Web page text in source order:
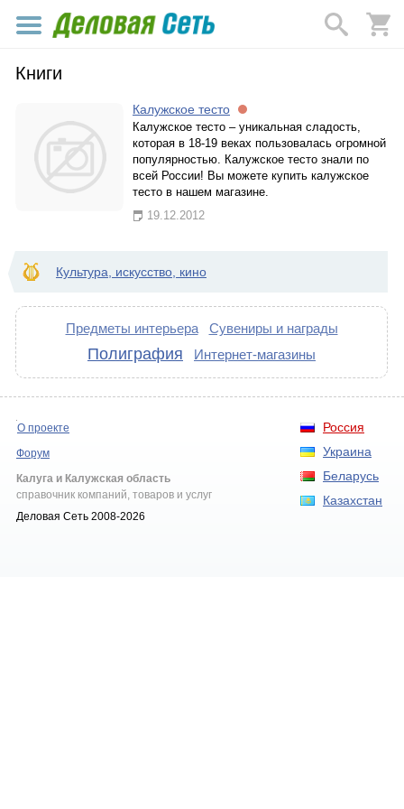
Книги
Калужское тесто
Калужское тесто – уникальная сладость,
которая в 18-19 веках пользовалась огромной
популярностью. Калужское тесто знали по
всей России! Вы можете купить калужское
тесто в нашем магазине.
19.12.2012
Культура, искусство, кино
Предметы интерьера Сувениры и награды
Полиграфия Интернет-магазины
Россия
Украина
Беларусь
Казахстан
О проекте
Форум
Калуга и Калужская область
справочник компаний, товаров и услуг
Деловая Сеть 2008-2026